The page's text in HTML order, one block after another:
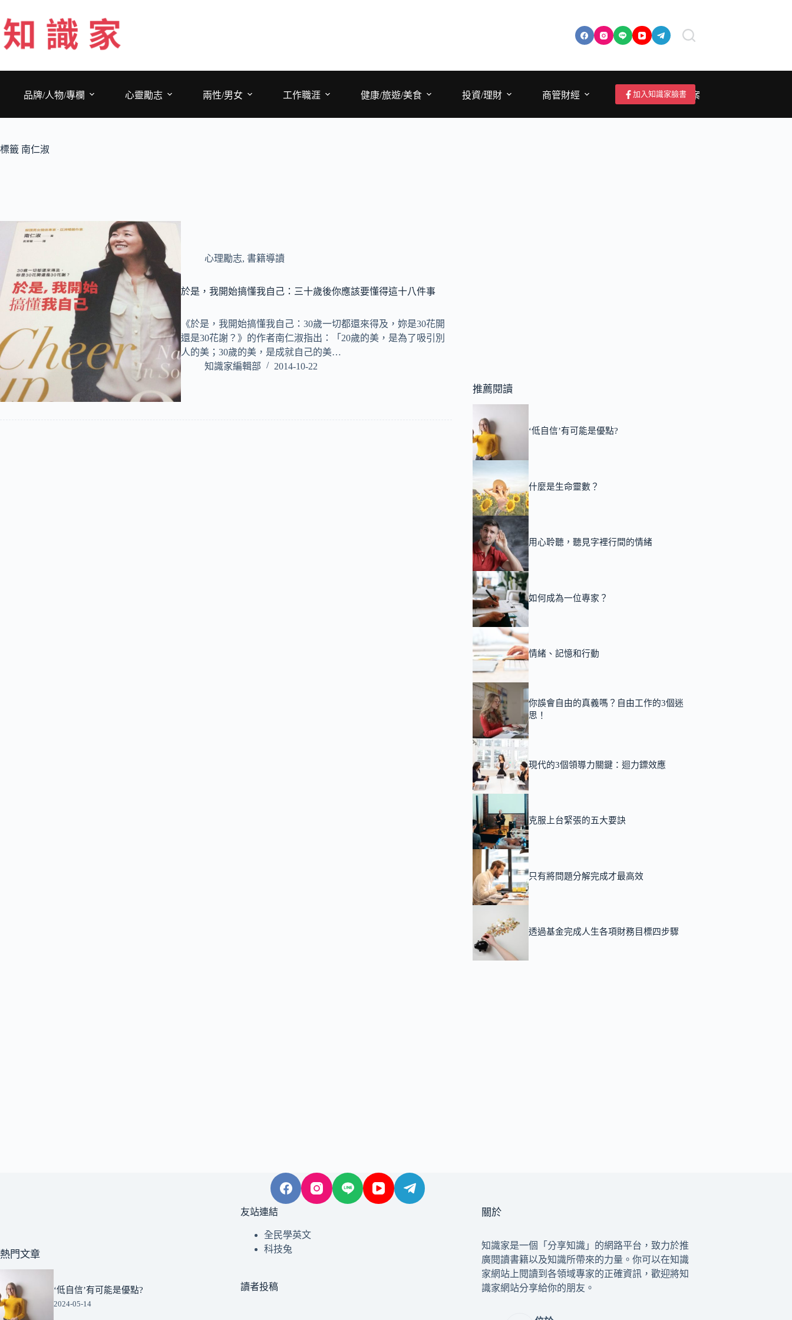
至
主
要
品牌/人物/專欄
心靈勵志 兩性/男女 工作職涯 健康/旅遊/美食 投資/理財 商管財經 成為作者/投稿/提案
加入知識家臉書
標籤 南仁淑
心理勵志, 書籍導讀
於是，我開始搞懂我自己：三十歲後你應該要懂得這十八件事
《於是，我開始搞懂我自己：30歲一切都還來得及，妳是30花開
還是30花謝？》的作者南仁淑指出：「20歲的美，是為了吸引別
人的美；30歲的美，是成就自己的美…
知識家編輯部
2014-10-22
推薦閱讀
‘低自信’有可能是優點?
什麼是生命靈數？
用心聆聽，聽見字裡行間的情緒
如何成為一位專家？
情緒、記憶和行動
你誤會自由的真義嗎？自由工作的3個迷
思！
現代的3個領導力關鍵：迴力鏢效應
克服上台緊張的五大要訣
只有將問題分解完成才最高效
透過基金完成人生各項財務目標四步驟
熱門文章
‘低自信’有可能是優點?
2024-05-14
友站連結
全民學英文
科技兔
讀者投稿
關於
知識家是一個「分享知識」的網路平台，致力於推
廣閱讀書籍以及知識所帶來的力量。你可以在知識
家網站上閱讀到各領域專家的正確資訊，歡迎將知
識家網站分享給你的朋友。